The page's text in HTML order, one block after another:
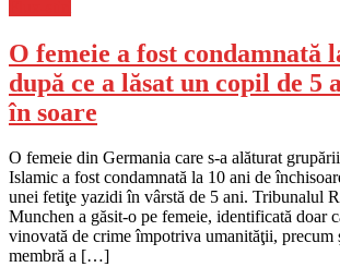
O femeie a fost condamnată
după ce a lăsat un copil de 5
în soare
O femeie din Germania care s-a alăturat
Islamic a fost condamnată la 10 ani de
unei fetiţe yazidi în vârstă de 5 ani. Tribunalul
Munchen a găsit-o pe femeie, identificată doar
vinovată de crime împotriva umanităţii, precum
membră a […]